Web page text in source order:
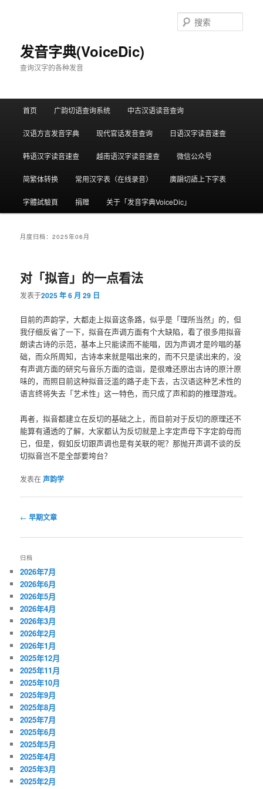
发音字典(VoiceDic)
查询汉字的各种发音
索
首页 广韵切语查询系统 中古汉语读音查询
汉语方言发音字典 现代官话发音查询 日语汉字读音速查
韩语汉字读音速查 越南语汉字读音速查 微信公众号
简繁体转换 常用汉字表（在线录音） 廣韻切語上下字表
字體試驗頁 捐赠 关于「发音字典VoiceDic」
月度归档：2025年06月
对「拟音」的一点看法
发表于2025 年 6 月 29 日
目前的声韵学，大都走上拟音这条路，似乎是「理所当然」的，但
我仔细反省了一下，拟音在声调方面有个大缺陷，看了很多用拟音
朗读古诗的示范，基本上只能读而不能唱，因为声调才是吟唱的基
础，而众所周知，古诗本来就是唱出来的，而不只是读出来的，没
有声调方面的研究与音乐方面的造诣，是很难还原出古诗的原汁原
味的，而照目前这种拟音泛滥的路子走下去，古汉语这种艺术性的
语言终将失去「艺术性」这一特色，而只成了声和韵的推理游戏。
再者，拟音都建立在反切的基础之上，而目前对于反切的原理还不
能算有通透的了解，大家都认为反切就是上字定声母下字定韵母而
已，但是，假如反切跟声调也是有关联的呢？那抛开声调不谈的反
切拟音岂不是全部要垮台？
发表在声韵学
文
导
航
← 早期文章
归档
2026年7月
2026年6月
2026年5月
2026年4月
2026年3月
2026年2月
2026年1月
2025年12月
2025年11月
2025年10月
2025年9月
2025年8月
2025年7月
2025年6月
2025年5月
2025年4月
2025年3月
2025年2月